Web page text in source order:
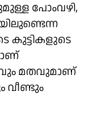
പോംവഴി,
കുട്ടികളുടെ
മതവുമാണ്
വീണ്ടും